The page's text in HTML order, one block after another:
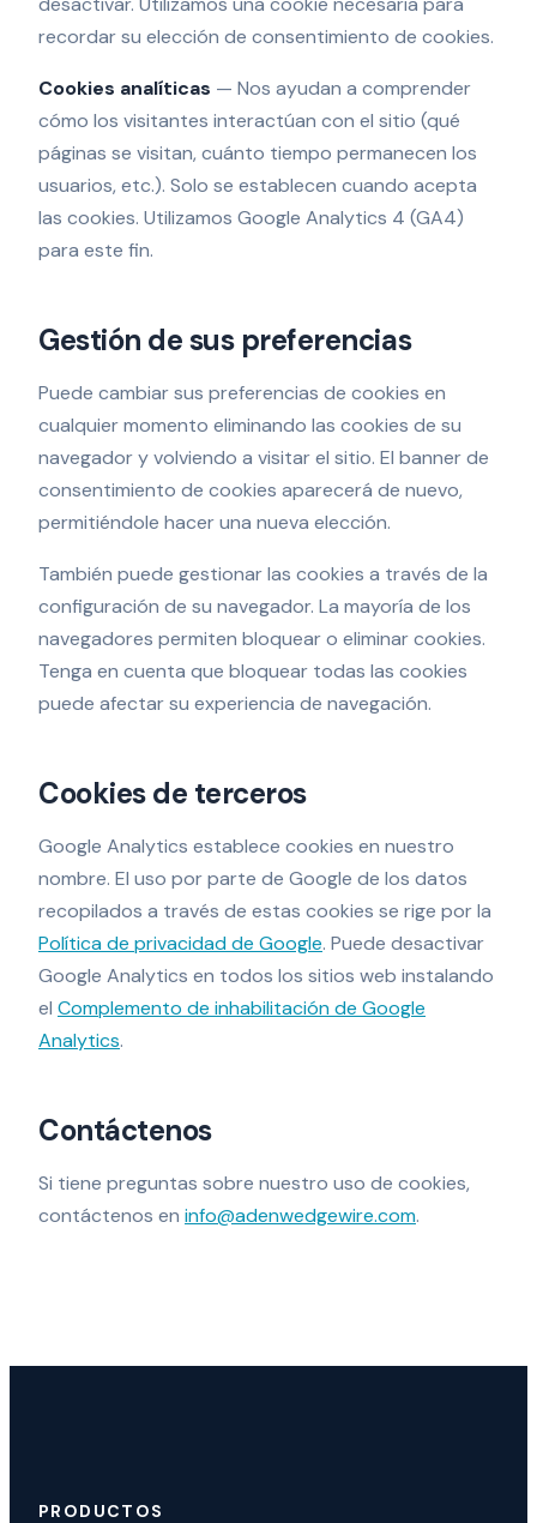
recordar su elección de consentimiento de cookies.
Cookies analíticas — Nos ayudan a comprender
cómo los visitantes interactúan con el sitio (qué
páginas se visitan, cuánto tiempo permanecen los
usuarios, etc.). Solo se establecen cuando acepta
las cookies. Utilizamos Google Analytics 4 (GA4)
para este fin.
Gestión de sus preferencias
Puede cambiar sus preferencias de cookies en
cualquier momento eliminando las cookies de su
navegador y volviendo a visitar el sitio. El banner de
consentimiento de cookies aparecerá de nuevo,
permitiéndole hacer una nueva elección.
También puede gestionar las cookies a través de la
configuración de su navegador. La mayoría de los
navegadores permiten bloquear o eliminar cookies.
Tenga en cuenta que bloquear todas las cookies
puede afectar su experiencia de navegación.
Cookies de terceros
Google Analytics establece cookies en nuestro
nombre. El uso por parte de Google de los datos
recopilados a través de estas cookies se rige por la
Política de privacidad de Google. Puede desactivar
Google Analytics en todos los sitios web instalando
el Complemento de inhabilitación de Google
Analytics.
Contáctenos
Si tiene preguntas sobre nuestro uso de cookies,
contáctenos en info@adenwedgewire.com.
PRODUCTOS